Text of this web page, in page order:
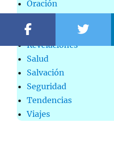
Oración
Publicidad
Revelaciones
Salud
Salvación
Seguridad
Tendencias
Viajes